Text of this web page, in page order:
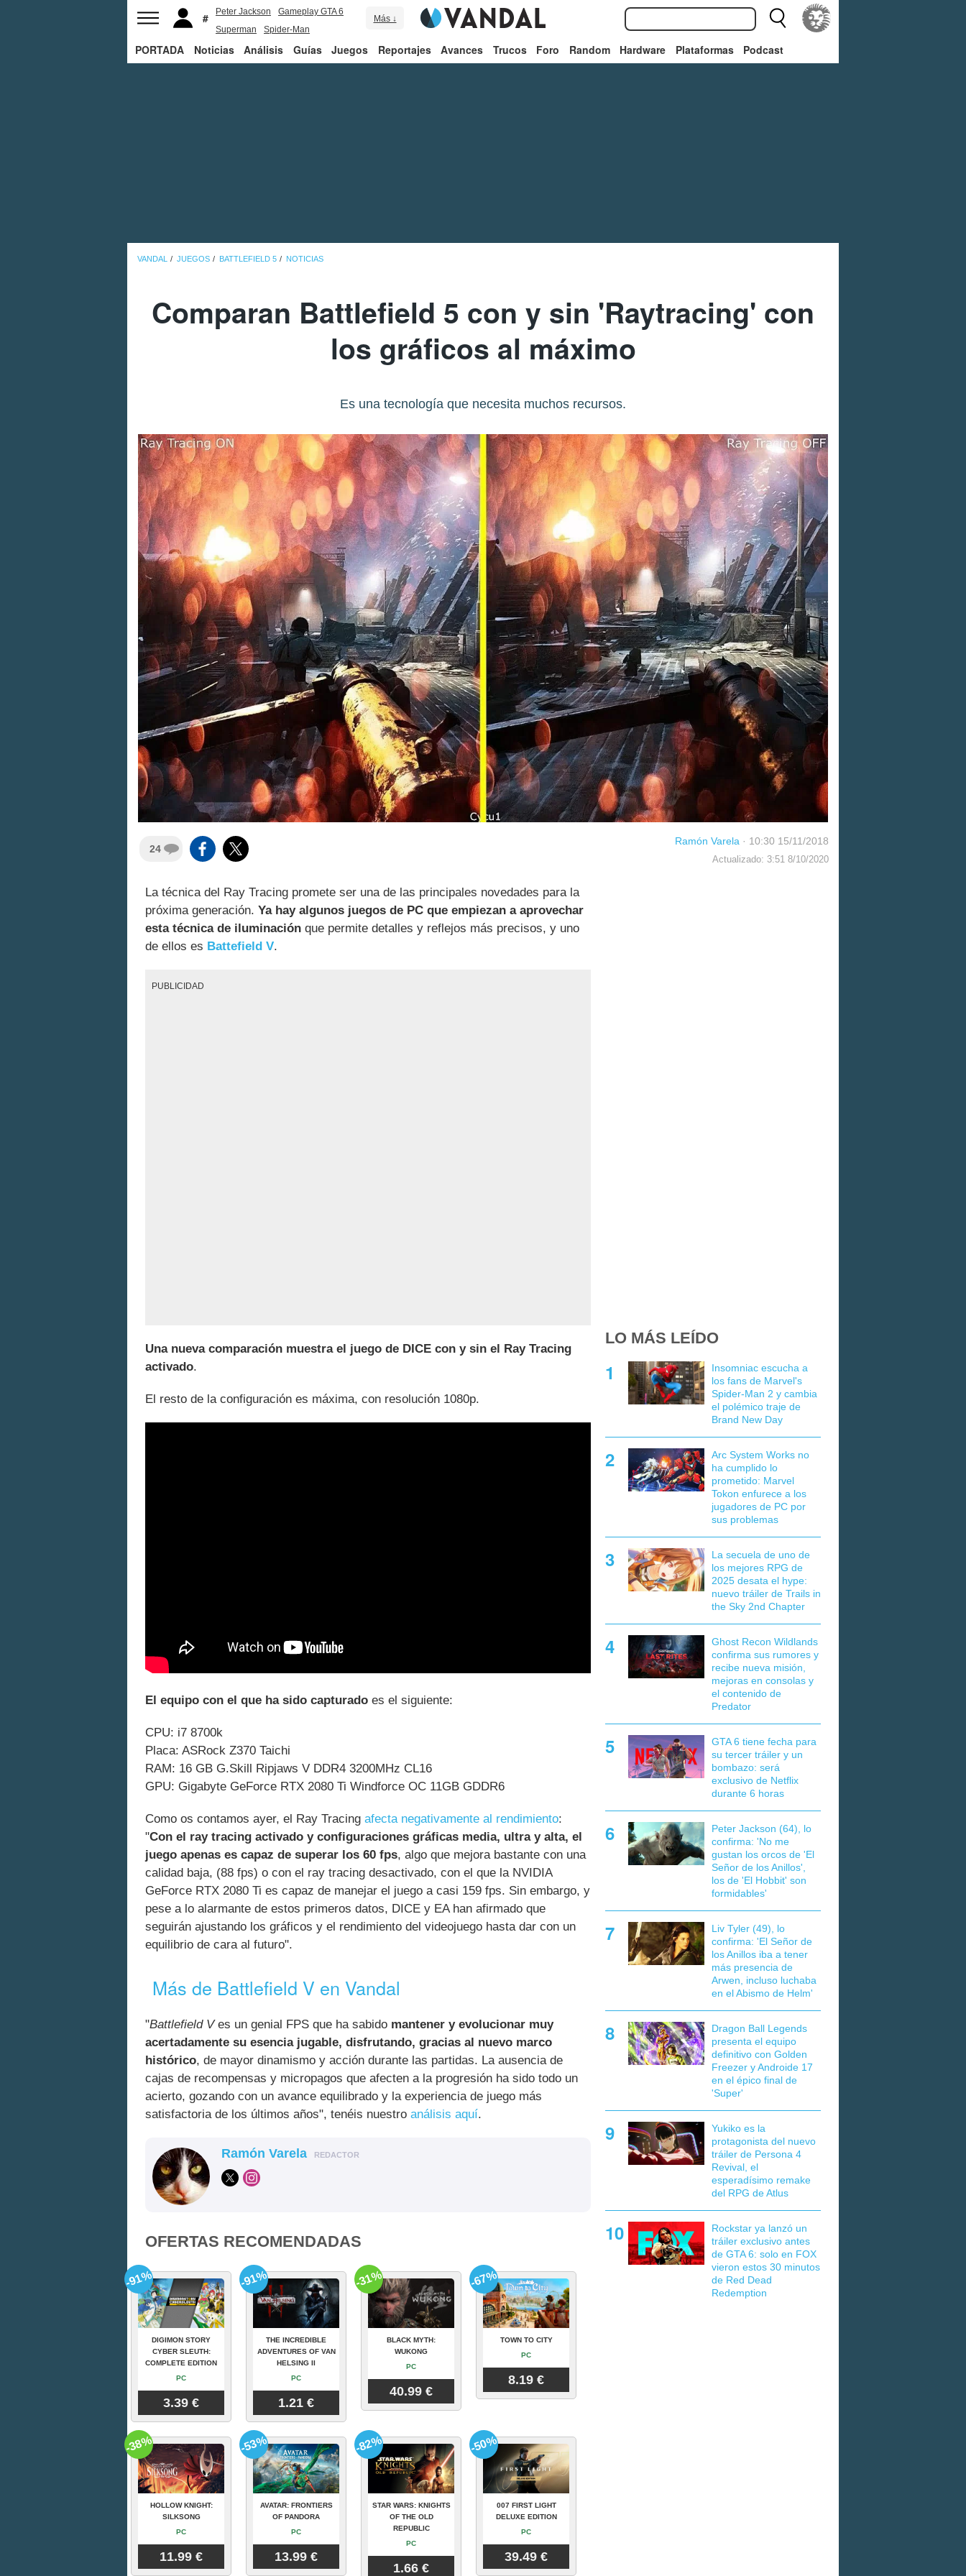
Peter Jackson
Gameplay GTA 6
Superman
Spider-Man
Más ↓
PORTADA Noticias Análisis Guías Juegos Reportajes Avances Trucos Foro Random Hardware Plataformas Podcast
VANDAL JUEGOS BATTLEFIELD 5 NOTICIAS
Comparan Battlefield 5 con y sin 'Raytracing' con
los gráficos al máximo
Es una tecnología que necesita muchos recursos.
24
Ramón Varela · 10:30 15/11/2018
Actualizado: 3:51 8/10/2020
La técnica del Ray Tracing promete ser una de las principales novedades para la
próxima generación. Ya hay algunos juegos de PC que empiezan a aprovechar
esta técnica de iluminación que permite detalles y reflejos más precisos, y uno
de ellos es Battefield V.
PUBLICIDAD
Una nueva comparación muestra el juego de DICE con y sin el Ray Tracing
activado.
El resto de la configuración es máxima, con resolución 1080p.
El equipo con el que ha sido capturado es el siguiente:
CPU: i7 8700k
Placa: ASRock Z370 Taichi
RAM: 16 GB G.Skill Ripjaws V DDR4 3200MHz CL16
GPU: Gigabyte GeForce RTX 2080 Ti Windforce OC 11GB GDDR6
Como os contamos ayer, el Ray Tracing afecta negativamente al rendimiento:
"Con el ray tracing activado y configuraciones gráficas media, ultra y alta, el
juego apenas es capaz de superar los 60 fps, algo que mejora bastante con una
calidad baja, (88 fps) o con el ray tracing desactivado, con el que la NVIDIA
GeForce RTX 2080 Ti es capaz de manejar el juego a casi 159 fps. Sin embargo, y
pese a lo alarmante de estos primeros datos, DICE y EA han afirmado que
seguirán ajustando los gráficos y el rendimiento del videojuego hasta dar con un
equilibrio de cara al futuro".
Más de Battlefield V en Vandal
"Battlefield Ves un genial FPS que ha sabido mantener y evolucionar muy
acertadamente su esencia jugable, disfrutando, gracias al nuevo marco
histórico, de mayor dinamismo y acción durante las partidas. La ausencia de
cajas de recompensas y micropagos que afecten a la progresión ha sido todo un
acierto, gozando con un avance equilibrado y la experiencia de juego más
satisfactoria de los últimos años", tenéis nuestro análisis aquí.
Ramón Varela REDACTOR
OFERTAS RECOMENDADAS
DIGIMON STORY
CYBER SLEUTH:
COMPLETE EDITION
PC
3.39 €
-91%
THE INCREDIBLE
ADVENTURES OF VAN
HELSING II
PC
1.21 €
-91%
BLACK MYTH:
WUKONG
PC
40.99 €
-31%
TOWN TO CITY
PC
8.19 €
-67%
HOLLOW KNIGHT:
SILKSONG
PC
11.99 €
-38%
AVATAR: FRONTIERS
OF PANDORA
PC
13.99 €
-53%
STAR WARS: KNIGHTS
OF THE OLD
REPUBLIC
PC
1.66 €
-82%
007 FIRST LIGHT
DELUXE EDITION
PC
39.49 €
-50%
LO MÁS LEÍDO
Insomniac escucha a
los fans de Marvel's
Spider-Man 2 y cambia
el polémico traje de
Brand New Day
Arc System Works no
ha cumplido lo
prometido: Marvel
Tokon enfurece a los
jugadores de PC por
sus problemas
La secuela de uno de
los mejores RPG de
2025 desata el hype:
nuevo tráiler de Trails in
the Sky 2nd Chapter
Ghost Recon Wildlands
confirma sus rumores y
recibe nueva misión,
mejoras en consolas y
el contenido de
Predator
GTA 6 tiene fecha para
su tercer tráiler y un
bombazo: será
exclusivo de Netflix
durante 6 horas
Peter Jackson (64), lo
confirma: 'No me
gustan los orcos de 'El
Señor de los Anillos',
los de 'El Hobbit' son
formidables'
Liv Tyler (49), lo
confirma: 'El Señor de
los Anillos iba a tener
más presencia de
Arwen, incluso luchaba
en el Abismo de Helm'
Dragon Ball Legends
presenta el equipo
definitivo con Golden
Freezer y Androide 17
en el épico final de
'Super'
Yukiko es la
protagonista del nuevo
tráiler de Persona 4
Revival, el
esperadísimo remake
del RPG de Atlus
Rockstar ya lanzó un
tráiler exclusivo antes
de GTA 6: solo en FOX
vieron estos 30 minutos
de Red Dead
Redemption